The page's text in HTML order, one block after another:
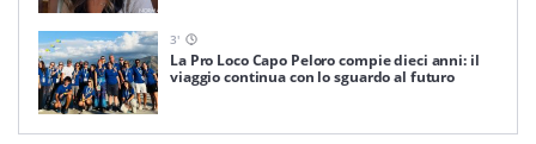
3'
La Pro Loco Capo Peloro compie dieci anni: il
viaggio continua con lo sguardo al futuro